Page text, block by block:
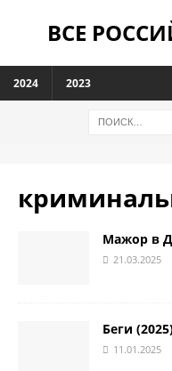
ВСЕ
2024 2023
Мажор в
21.03.2025
Беги
11.01.2025